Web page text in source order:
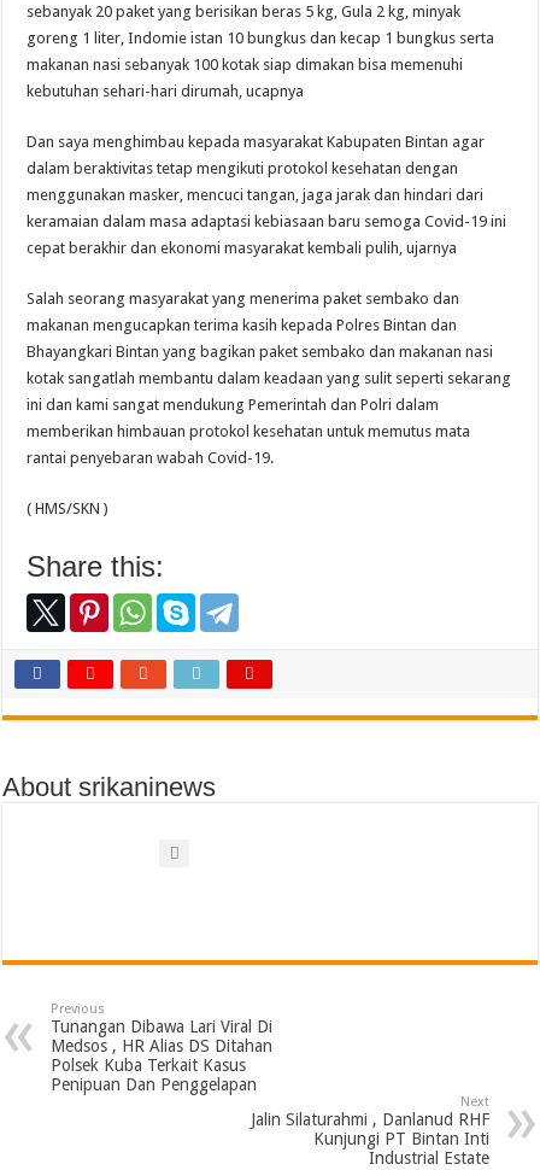
sebanyak 20 paket yang berisikan beras 5 kg, Gula 2 kg, minyak
goreng 1 liter, Indomie istan 10 bungkus dan kecap 1 bungkus serta
makanan nasi sebanyak 100 kotak siap dimakan bisa memenuhi
kebutuhan sehari-hari dirumah, ucapnya
Dan saya menghimbau kepada masyarakat Kabupaten Bintan agar
dalam beraktivitas tetap mengikuti protokol kesehatan dengan
menggunakan masker, mencuci tangan, jaga jarak dan hindari dari
keramaian dalam masa adaptasi kebiasaan baru semoga Covid-19 ini
cepat berakhir dan ekonomi masyarakat kembali pulih, ujarnya
Salah seorang masyarakat yang menerima paket sembako dan
makanan mengucapkan terima kasih kepada Polres Bintan dan
Bhayangkari Bintan yang bagikan paket sembako dan makanan nasi
kotak sangatlah membantu dalam keadaan yang sulit seperti sekarang
ini dan kami sangat mendukung Pemerintah dan Polri dalam
memberikan himbauan protokol kesehatan untuk memutus mata
rantai penyebaran wabah Covid-19.
( HMS/SKN )
Share this:
About srikaninews
Previous
Tunangan Dibawa Lari Viral Di
Medsos , HR Alias DS Ditahan
Polsek Kuba Terkait Kasus
Penipuan Dan Penggelapan
Next
Jalin Silaturahmi , Danlanud RHF
Kunjungi PT Bintan Inti
Industrial Estate